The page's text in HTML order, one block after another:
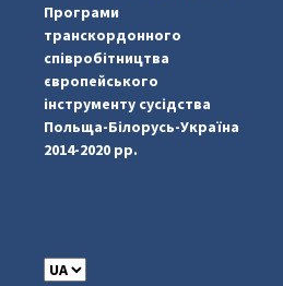
Програми
транскордонного
співробітництва
європейського
інструменту сусідства
Польща-Білорусь-Україна
2014-2020 рр.
C